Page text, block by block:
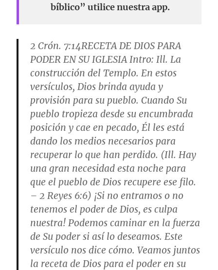
bíblico” utilice nuestra app.
2 Crón. 7:14RECETA DE DIOS PARA
PODER EN SU IGLESIAIntro: Ill. La
construcción del Templo. En estos
versículos, Dios brinda ayuda y
provisión para su pueblo. Cuando Su
pueblo tropieza desde su encumbrada
posición y cae en pecado, Él les está
dando los medios necesarios para
recuperar lo que han perdido. (Ill. Hay
una gran necesidad esta noche para
que el pueblo de Dios recupere ese filo.
– 2 Reyes 6:6) ¡Si no entramos o no
tenemos el poder de Dios, es culpa
nuestra! Podemos caminar en la fuerza
de Su poder si así lo deseamos. Este
versículo nos dice cómo. Veamos juntos
la receta de Dios para el poder en su